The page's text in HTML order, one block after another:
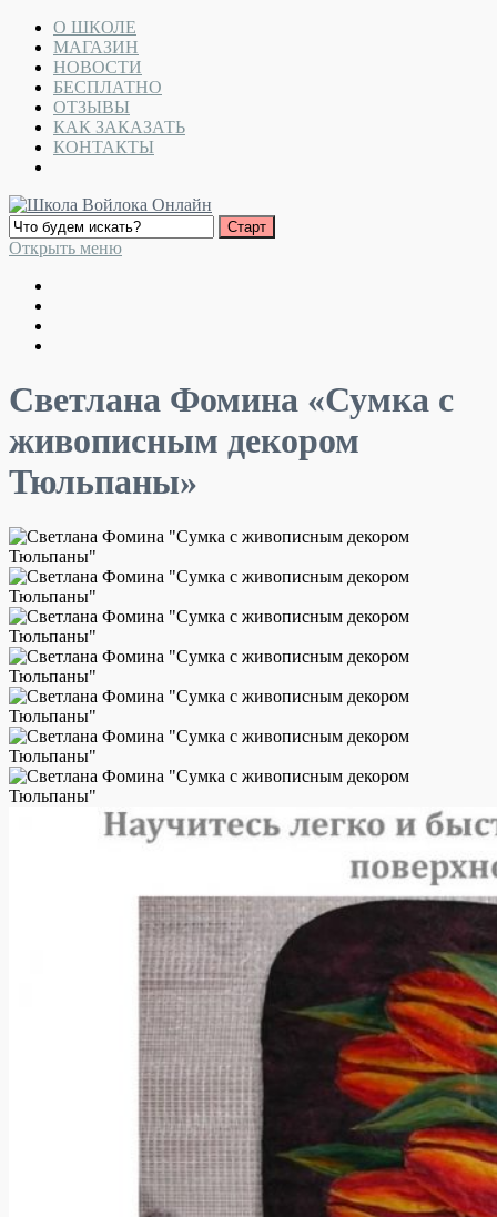
О ШКОЛЕ
МАГАЗИН
НОВОСТИ
БЕСПЛАТНО
ОТЗЫВЫ
КАК ЗАКАЗАТЬ
КОНТАКТЫ
Открыть меню
Светлана Фомина «Сумка с
живописным декором
Тюльпаны»